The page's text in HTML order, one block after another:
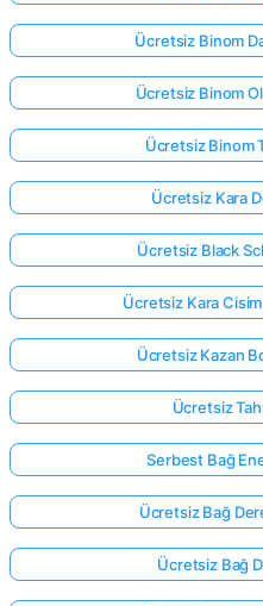
Ücretsiz Binom
Ücretsiz Binom
Ücretsiz Binom
Ücretsiz Kara
Ücretsiz Black
Ücretsiz Kara Cisim
Ücretsiz Kazan
Ücretsiz
Serbest Bağ
Ücretsiz Bağ
Ücretsiz Bağ